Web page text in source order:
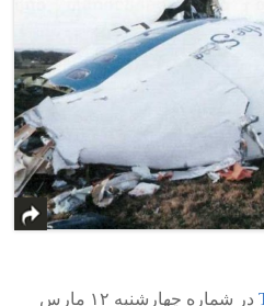
در شماره چهارشنبه ۱۲ مارس